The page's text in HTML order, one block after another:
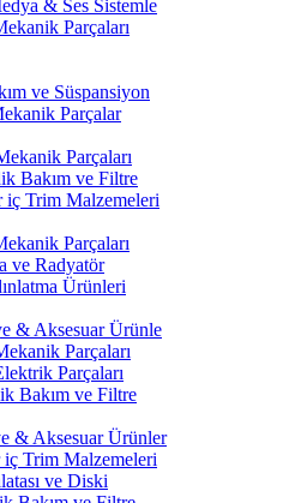
& Ses Sistemle
Parçaları
ve Süspansiyon
Parçalar
Parçaları
Bakım ve Filtre
iç Trim Malzemeleri
Parçaları
ve Radyatör
Ürünleri
& Aksesuar Ürünle
Parçaları
Parçaları
Bakım ve Filtre
& Aksesuar Ürünler
Trim Malzemeleri
ve Diski